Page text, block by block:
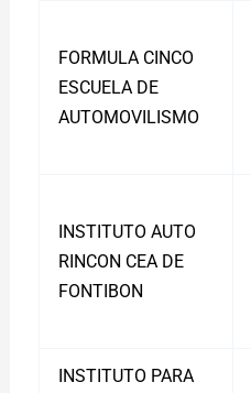
FORMULA CINCO
ESCUELA DE
AUTOMOVILISMO
INSTITUTO AUTO
RINCON CEA DE
FONTIBON
INSTITUTO PARA